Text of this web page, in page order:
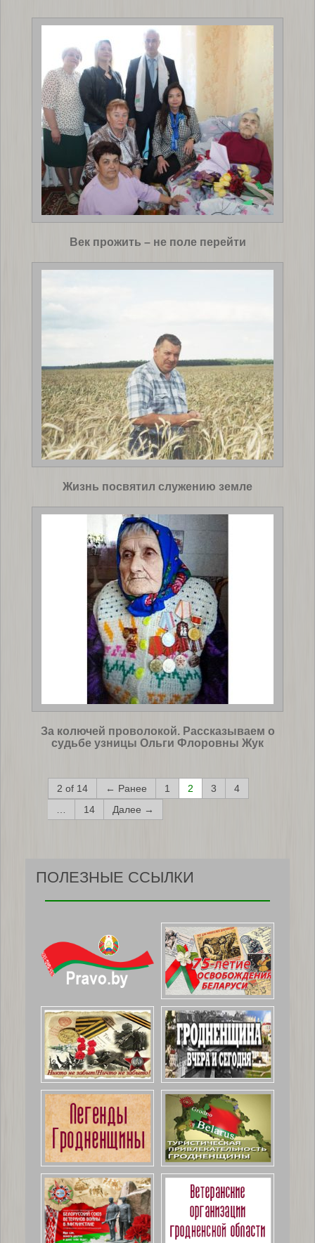
Век прожить – не поле перейти
Жизнь посвятил служению земле
За колючей проволокой. Рассказываем о
судьбе узницы Ольги Флоровны Жук
2 of 14 ← Ранее 1 2 3
4
14 Далее →
ПОЛЕЗНЫЕ ССЫЛКИ